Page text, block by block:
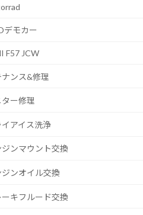
デモカー
F57 JCW
ナンス&修理
ター修理
イアイス洗浄
ンマウント交換
ンオイル交換
ーキフルード交換